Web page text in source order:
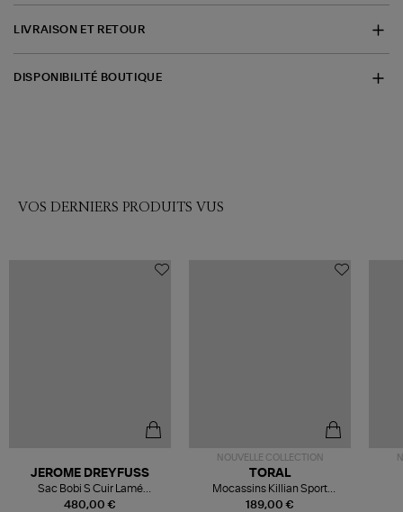
LIVRAISON ET RETOUR
DISPONIBILITÉ BOUTIQUE
VOS DERNIERS PRODUITS VUS
480,00 €
JEROME DREYFUSS
Sac Bobi S Cuir Lamé
Champagne
NOUVELLE COLLECTION
189,00 €
TORAL
Mocassins Killian Sport
Mousse